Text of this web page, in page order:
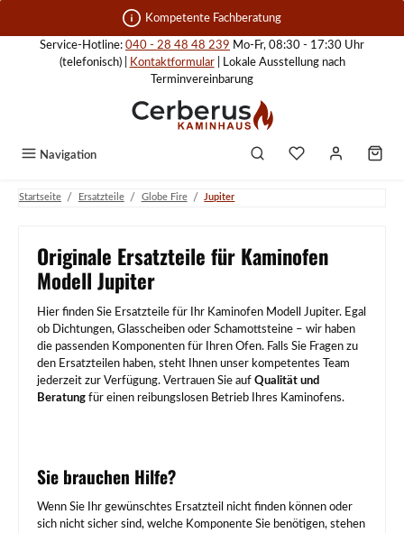
Zum Hauptinhalt springen Kompetente Fachberatung
Service-Hotline: 040 - 28 48 48 239 Mo-Fr, 08:30 - 17:30 Uhr
(telefonisch) |
Kontaktformular| Lokale Ausstellung nach
Terminvereinbarung
Navigation
Startseite / Ersatzteile / Globe Fire / Jupiter
Originale Ersatzteile für Kaminofen
Modell Jupiter
Hier finden Sie Ersatzteile für Ihr Kaminofen Modell Jupiter. Egal
ob Dichtungen, Glasscheiben oder Schamottsteine – wir haben
die passenden Komponenten für Ihren Ofen. Falls Sie Fragen zu
den Ersatzteilen haben, steht Ihnen unser kompetentes Team
jederzeit zur Verfügung. Vertrauen Sie auf Qualität und
Beratung für einen reibungslosen Betrieb Ihres Kaminofens.
Sie brauchen Hilfe?
Wenn Sie Ihr gewünschtes Ersatzteil nicht finden können oder
sich nicht sicher sind, welche Komponente Sie benötigen, stehen